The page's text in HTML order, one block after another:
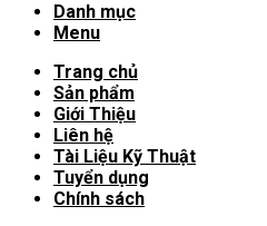
Danh mục
Menu
Trang chủ
Sản phẩm
Giới Thiệu
Liên hệ
Tài Liệu Kỹ Thuật
Tuyển dụng
Chính sách